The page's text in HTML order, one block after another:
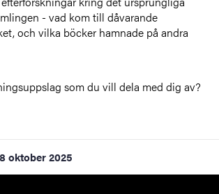
- vad kom till dåvarande
och vilka böcker hamnade på andra
som du vill dela med dig av?
oktober 2025